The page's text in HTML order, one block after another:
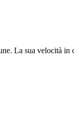
La sua velocità